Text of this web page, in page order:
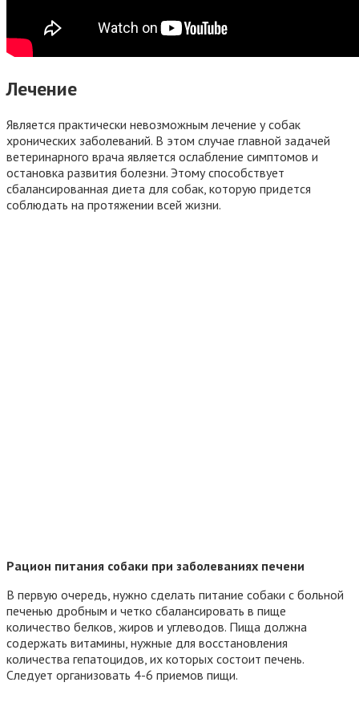
Лечение
Является практически невозможным лечение у собак
хронических заболеваний. В этом случае главной задачей
ветеринарного врача является ослабление симптомов и
остановка развития болезни. Этому способствует
сбалансированная диета для собак, которую придется
соблюдать на протяжении всей жизни.
Рацион питания собаки при заболеваниях печени
В первую очередь, нужно сделать питание собаки с больной
печенью дробным и четко сбалансировать в пище
количество белков, жиров и углеводов. Пища должна
содержать витамины, нужные для восстановления
количества гепатоцидов, их которых состоит печень.
Следует организовать 4-6 приемов пищи.